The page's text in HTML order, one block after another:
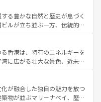
の多彩な魅力を心ゆくまで味
ほしい。 なお、新着の韓国情報はコンテンツ一
く。ハノイの古い町並みやホ
代の建物も、独特の雰囲気を
エティの豊かさとおいしさで
ベトナムコーヒーなどは、ぜ
域を訪れてもあたたかい人々
、きっと忘れられない旅にな
る豊かな自然と歴史が息づく
ルが立ち並ぶ一方、伝統的な
ではチェンマイなどの山岳地
はプーケットやクラビの美し
しむことができる。タイ料理
、どの季節にも異なる楽しみ
タイの人々、仏教を中心とし
源が、訪れる旅人を魅了し続
香港は、特有のエネルギーを
に広がる壮大な景色、近未来
はず。観光スポットが密集し
回れるのも魅力。息をのむよ
で、香港を存分に楽しみ尽く
が融合した独自の魅力を放つ
物が並ぶマリーナベイ、歴史